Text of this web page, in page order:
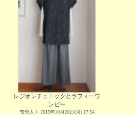
レジオンチュニックとラフィーワ
ンピー
管理人Ｉ 2015年10月26日(月) 17:54